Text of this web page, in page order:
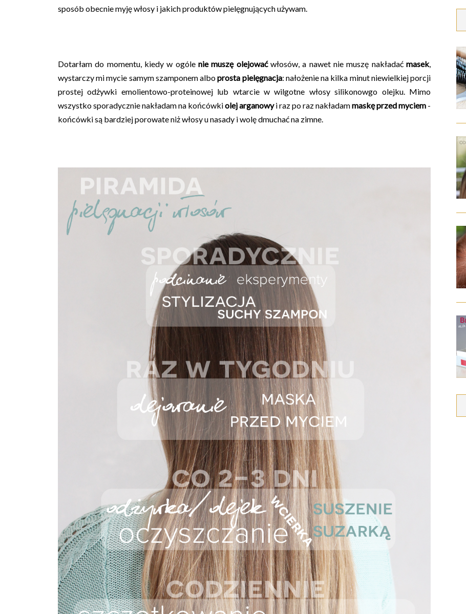
sposób obecnie myję włosy i jakich produktów pielęgnujących używam.
Dotarłam do momentu, kiedy w ogóle nie muszę olejować włosów, a nawet nie muszę nakładać masek,
wystarczy mi mycie samym szamponem alboprosta pielęgnacja: nałożenie na kilka minut niewielkiej porcji
prostej odżywki emolientowo-proteinowej lub wtarcie w wilgotne włosy silikonowgo olejku. Mimo
wszystko sporadycznie nakładam na końcówkiolej arganowyi raz po raz nakładammaskę przed myciem -
końcówki są bardziej porowate niż włosy u nasady i wolę dmuchać na zimne.